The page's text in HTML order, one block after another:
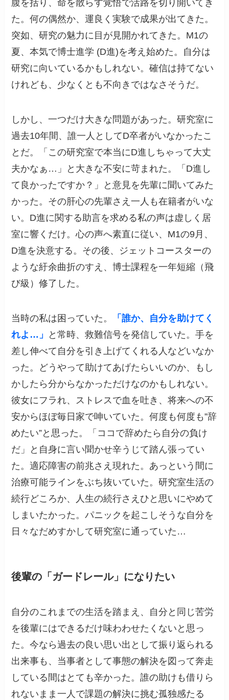
腹を括り、命を散らす覚悟で活路を切り開いてき
た。何の偶然か、運良く実験で成果が出てきた。
突如、研究の魅力に目が見開かれてきた。M1の
夏、本気で博士進学 (D進)を考え始めた。自分は
研究に向いているかもしれない。確信は持てない
けれども、少なくとも不向きではなさそうだ。
しかし、一つだけ大きな問題があった。研究室に
過去10年間、誰一人としてD卒者がいなかったこ
とだ。「この研究室で本当にD進しちゃって大丈
夫かなぁ…」と大きな不安に苛まれた。「D進し
て良かったですか？」と意見を先輩に聞いてみた
かった。その肝心の先輩さえ一人も在籍者がいな
い。D進に関する助言を求める私の声は虚しく居
室に響くだけ。心の声へ素直に従い、M1の9月、
D進を決意する。その後、ジェットコースターの
ような紆余曲折のすえ、博士課程を一年短縮（飛
び級）修了した。
当時の私は困っていた。
「誰か、自分を助けてく
れよ…」
と常時、救難信号を発信していた。手を
差し伸べて自分を引き上げてくれる人などいなか
った。どうやって助けてあげたらいいのか、もし
かしたら分からなかっただけなのかもしれない。
彼女にフラれ、ストレスで血を吐き、将来への不
安からほぼ毎日家で呻いていた。何度も何度も”辞
めたい”と思った。「ココで辞めたら自分の負け
だ」と自身に言い聞かせ辛うじて踏ん張ってい
た。適応障害の前兆さえ現れた。あっという間に
治療可能ラインをぶち抜いていた。研究室生活の
続行どころか、人生の続行さえひと思いにやめて
しまいたかった。パニックを起こしそうな自分を
日々なだめすかして研究室に通っていた…
後輩の「ガードレール」になりたい
自分のこれまでの生活を踏まえ、自分と同じ苦労
を後輩にはできるだけ味わわせたくないと思っ
た。今なら過去の良い思い出として振り返られる
出来事も、当事者として事態の解決を図って奔走
している間はとても辛かった。誰の助けも借りら
れないまま一人で課題の解決に挑む孤独感たる